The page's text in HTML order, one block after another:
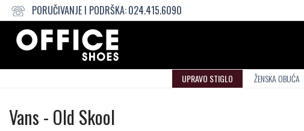
PORUČIVANJE I PODRŠKA:024.415.6090
UPRAVO STIGLO ŽENSKA OBUĆA
Vans Plitke
- Old Skool